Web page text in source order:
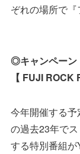
ぞれの場所で
◎キャンペーン
【 FUJI ROCK
今年開催する
の過去23年で
する特別番組